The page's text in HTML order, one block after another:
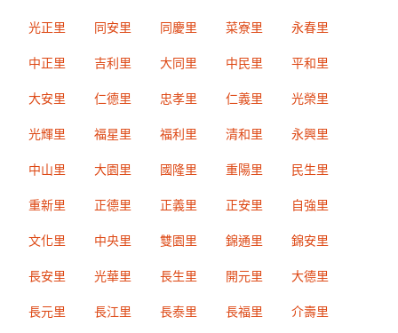
光正里 同安里 同慶里 菜寮里 永春里
中正里 吉利里 大同里 中民里 平和里
大安里 仁德里 忠孝里 仁義里 光榮里
光輝里 福星里 福利里 清和里 永興里
中山里 大園里 國隆里 重陽里 民生里
重新里 正德里 正義里 正安里 自強里
文化里 中央里 雙園里 錦通里 錦安里
長安里 光華里 長生里 開元里 大德里
長元里 長江里 長泰里 長福里 介壽里